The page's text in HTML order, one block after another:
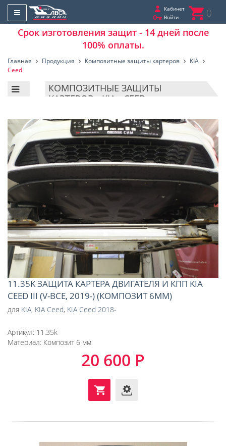
Кабинет
Войти
0
Срок изготовления защит - 14 дней после
100% оплаты.
Главная Продукция Композитные защиты картеров
KIA
Ceed
КОМПОЗИТНЫЕ ЗАЩИТЫ
КАРТЕРОВ - KIA - CEED
11.35K ЗАЩИТА КАРТЕРА ДВИГАТЕЛЯ И КПП KIA
CEED III (V-ВСЕ, 2019-) (КОМПОЗИТ 6ММ)
для KIA, KIA Ceed, KIA Ceed 2018-
Артикул: 11.35k
Материал: Композит 6 мм
20 600 Р